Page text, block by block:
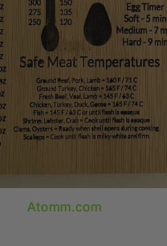
Atomm.com